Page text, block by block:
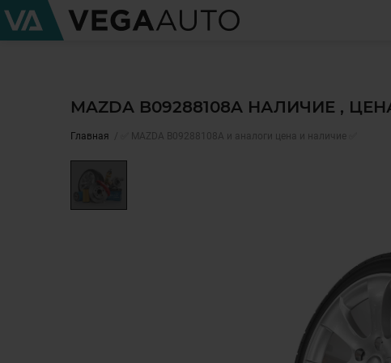
MAZDA B09288108A НАЛИЧИЕ ,
Главная ✅ MAZDA B09288108A и аналоги цена и наличие ✅